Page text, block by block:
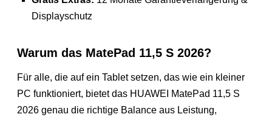
Displayschutz
Warum das MatePad 11,5 S 2026?
Für alle, die auf ein Tablet setzen, das wie ein kleiner
PC funktioniert, bietet das HUAWEI MatePad 11,5 S
2026 genau die richtige Balance aus Leistung,